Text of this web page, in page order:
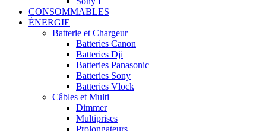
CONSOMMABLES
ÉNERGIE
Batterie et Chargeur
Batteries Canon
Batteries Dji
Batteries Panasonic
Batteries Sony
Batteries Vlock
Câbles et Multi
Dimmer
Multiprises